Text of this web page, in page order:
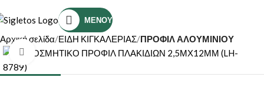
ΜΕΝΟΎ
Αρχική σελίδα ΕΙΔΗ ΚΙΓΚΑΛΕΡΙΑΣ ΠΡΟΦΙΛ ΑΛΟΥΜΙΝΙΟΥ
Κάντε κλικ για μεγέθυνση